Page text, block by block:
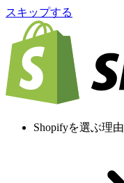
スキップする
Shopifyを選ぶ理由